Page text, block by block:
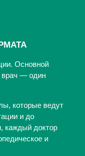
Основной
врач — один
которые ведут
и до
каждый доктор
и